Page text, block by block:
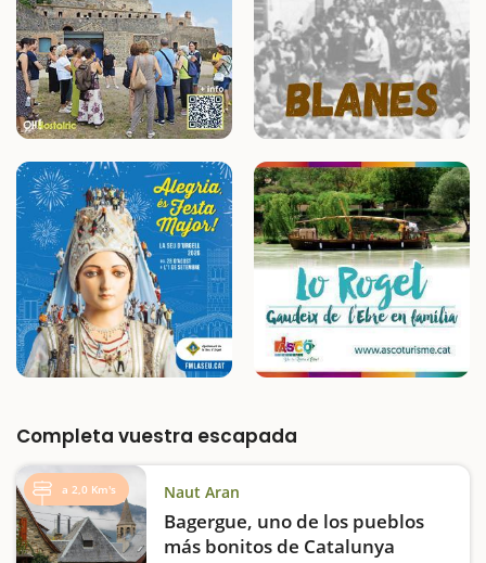
Completa vuestra escapada
a 2,0 Km's Naut Aran
Bagergue, uno de los pueblos
más bonitos de Catalunya